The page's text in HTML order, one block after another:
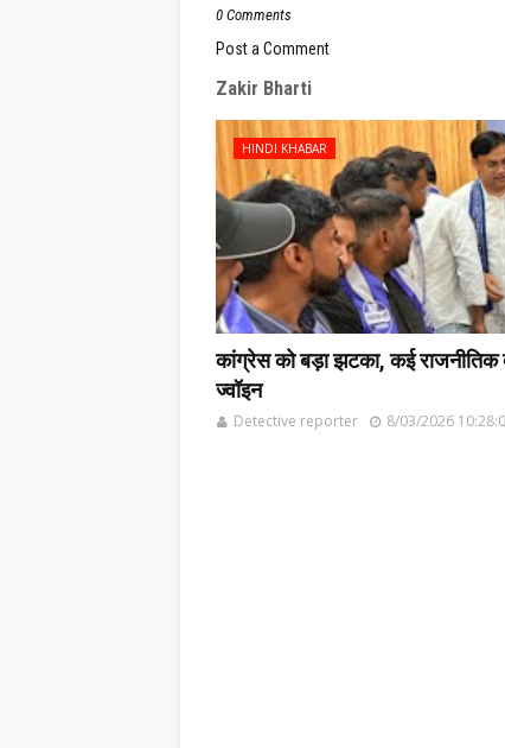
0 Comments
Post a Comment
Zakir Bharti
HINDI KHABAR
कांग्रेस को बड़ा झटका, कई राजनीतिक
ज्वॉइन
Detective reporter 8/03/2026